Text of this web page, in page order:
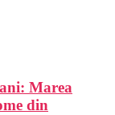
Marea
din